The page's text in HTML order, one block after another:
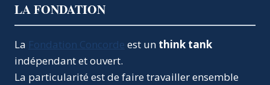
MINIMUM
SUR
REVENU
LA FONDATION
La Fondation Concorde est un think tank
indépendant et ouvert.
La particularité est de faire travailler ensemble